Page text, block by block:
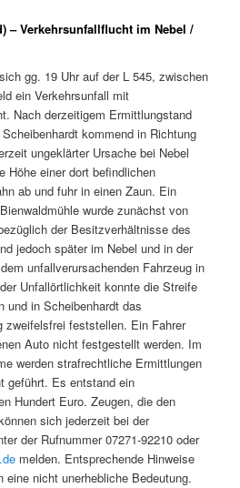
– Verkehrsunfallflucht im Nebel /
gg. 19 Uhr auf der L 545, zwischen
ein Verkehrsunfall mit
Nach derzeitigem Ermittlungstand
kommend in Richtung
ungeklärter Ursache bei Nebel
Höhe einer dort befindlichen
ab und fuhr in einen Zaun. Ein
wurde zunächst von
der Besitzverhältnisse des
jedoch später im Nebel und in der
unfallverursachenden Fahrzeug in
Unfallörtlichkeit konnte die Streife
und in Scheibenhardt das
zweifelsfrei feststellen. Ein Fahrer
Auto nicht festgestellt werden. Im
werden strafrechtliche Ermittlungen
geführt. Es entstand ein
Hundert Euro. Zeugen, die den
sich jederzeit bei der
der Rufnummer 07271-92210 oder
melden. Entsprechende Hinweise
eine nicht unerhebliche Bedeutung.